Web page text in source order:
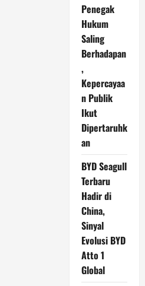
Penegak
Hukum
Saling
Berhadapan
,
Kepercayaa
n Publik
Ikut
Dipertaruhk
an
BYD Seagull
Terbaru
Hadir di
China,
Sinyal
Evolusi BYD
Atto 1
Global